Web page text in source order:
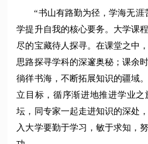
“书山有路勤为径，学海无
学提升自我的核心要务。大学课
尽的宝藏待人探寻。在课堂之中
思路探寻学科的深邃奥秘；课余
徜徉书海，不断拓展知识的疆域
立目标，循序渐进地推进学业
坛，同专家一起走进知识的深处
入大学要勤于学习，敏于求知，